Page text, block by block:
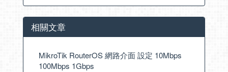
相關文章
MikroTik RouterOS 網路介面 設定 10Mbps
100Mbps 1Gbps